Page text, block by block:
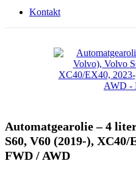
Kontakt
Automatgearolie – 4
S60, V60 (2019-),
FWD / AWD